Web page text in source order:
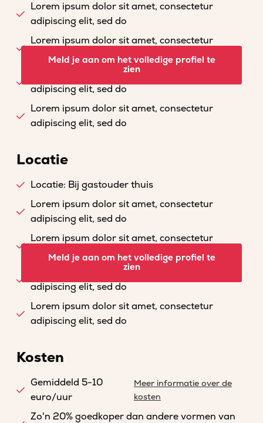
Lorem ipsum dolor sit amet, consectetur
adipiscing elit, sed do
Lorem ipsum dolor sit amet, consectetur
adipiscing elit, sed do
Lorem ipsum dolor sit amet, consectetur
adipiscing elit, sed do
Lorem ipsum dolor sit amet, consectetur
adipiscing elit, sed do
Meld je aan om het volledige profiel te
zien
Locatie
Locatie: Bij gastouder thuis
Lorem ipsum dolor sit amet, consectetur
adipiscing elit, sed do
Lorem ipsum dolor sit amet, consectetur
adipiscing elit, sed do
Lorem ipsum dolor sit amet, consectetur
adipiscing elit, sed do
Lorem ipsum dolor sit amet, consectetur
adipiscing elit, sed do
Meld je aan om het volledige profiel te
zien
Kosten
Gemiddeld 5-10
euro/uur
Meer informatie over de
kosten
Zo'n 20% goedkoper dan andere vormen van